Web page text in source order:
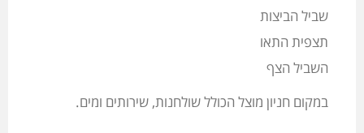
שביל הביצות
תצפית התאו
השביל הצף
במקום חניון מוצל הכולל שולחנות, שירותים ומים.